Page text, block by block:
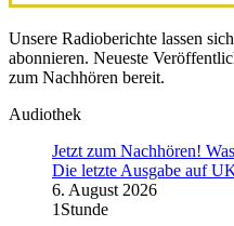
Unsere Radioberichte lassen
abonnieren. Neueste
zum Nachhören bereit.
Audiothek
Jetzt zum Nachhören!
Die letzte Ausgabe auf
6. August 2026
1Stunde